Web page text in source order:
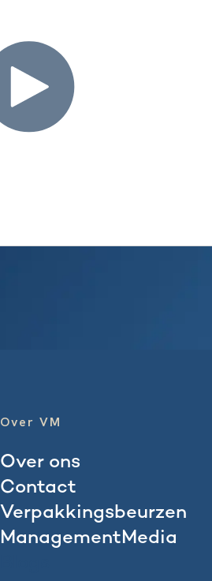
Over VM
Over ons
Contact
Verpakkingsbeurzen
ManagementMedia